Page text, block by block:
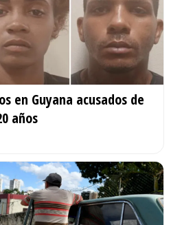
en Guyana acusados de
años